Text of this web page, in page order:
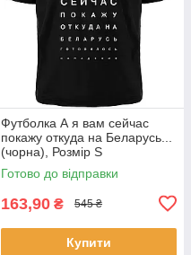
Футболка А я вам сейчас
покажу откуда на Беларусь...
(чорна), Розмір S
Готово до відправки
163,90 ₴ 545 ₴
Купити